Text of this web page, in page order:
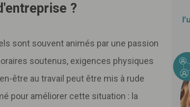
?
sont souvent animés par une passion
soutenus, exigences physiques
être au travail peut être mis à rude
pour améliorer cette situation : la